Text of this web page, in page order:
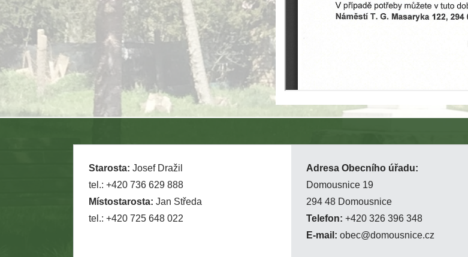
Starosta: Josef Dražil
tel.: +420 736 629 888
Místostarosta: Jan Středa
tel.: +420 725 648 022
Adresa Obecního úřadu:
Domousnice 19
294 48 Domousnice
Telefon: +420 326 396 348
E-mail: obec@domousnice.cz